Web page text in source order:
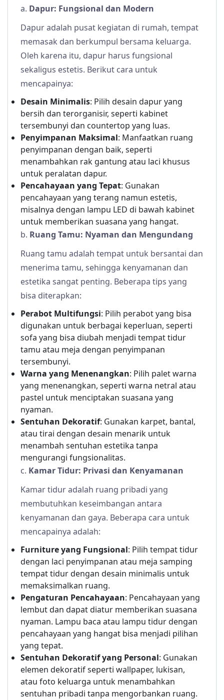
a. Dapur: Fungsional dan Modern
Dapur adalah pusat kegiatan di rumah, tempat
memasak dan berkumpul bersama keluarga.
Oleh karena itu, dapur harus fungsional
sekaligus estetis. Berikut cara untuk
mencapainya:
Desain Minimalis: Pilih desain dapur yang
bersih dan terorganisir, seperti kabinet
tersembunyi dan countertop yang luas.
Penyimpanan Maksimal: Manfaatkan ruang
penyimpanan dengan baik, seperti
menambahkan rak gantung atau laci khusus
untuk peralatan dapur.
Pencahayaan yang Tepat: Gunakan
pencahayaan yang terang namun estetis,
misalnya dengan lampu LED di bawah kabinet
untuk memberikan suasana yang hangat.
b. Ruang Tamu: Nyaman dan Mengundang
Ruang tamu adalah tempat untuk bersantai dan
menerima tamu, sehingga kenyamanan dan
estetika sangat penting. Beberapa tips yang
bisa diterapkan:
Perabot Multifungsi: Pilih perabot yang bisa
digunakan untuk berbagai keperluan, seperti
sofa yang bisa diubah menjadi tempat tidur
tamu atau meja dengan penyimpanan
tersembunyi.
Warna yang Menenangkan: Pilih palet warna
yang menenangkan, seperti warna netral atau
pastel untuk menciptakan suasana yang
nyaman.
Sentuhan Dekoratif: Gunakan karpet, bantal,
atau tirai dengan desain menarik untuk
menambah sentuhan estetika tanpa
mengurangi fungsionalitas.
c. Kamar Tidur: Privasi dan Kenyamanan
Kamar tidur adalah ruang pribadi yang
membutuhkan keseimbangan antara
kenyamanan dan gaya. Beberapa cara untuk
mencapainya adalah:
Furniture yang Fungsional: Pilih tempat tidur
dengan laci penyimpanan atau meja samping
tempat tidur dengan desain minimalis untuk
memaksimalkan ruang.
Pengaturan Pencahayaan: Pencahayaan yang
lembut dan dapat diatur memberikan suasana
nyaman. Lampu baca atau lampu tidur dengan
pencahayaan yang hangat bisa menjadi pilihan
yang tepat.
Sentuhan Dekoratif yang Personal: Gunakan
elemen dekoratif seperti wallpaper, lukisan,
atau foto keluarga untuk menambahkan
sentuhan pribadi tanpa mengorbankan ruang.